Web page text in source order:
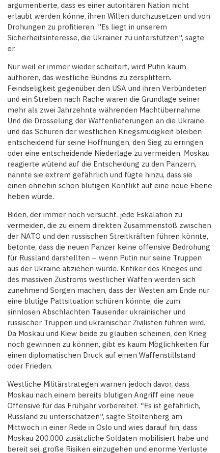
argumentierte, dass es einer autoritären Nation nicht
erlaubt werden könne, ihren Willen durchzusetzen und von
Drohungen zu profitieren. "Es liegt in unserem
Sicherheitsinteresse, die Ukrainer zu unterstützen", sagte
er.
Nur weil er immer wieder scheitert, wird Putin kaum
aufhören, das westliche Bündnis zu zersplittern.
Feindseligkeit gegenüber den USA und ihren Verbündeten
und ein Streben nach Rache waren die Grundlage seiner
mehr als zwei Jahrzehnte währenden Machtübernahme.
Und die Drosselung der Waffenlieferungen an die Ukraine
und das Schüren der westlichen Kriegsmüdigkeit bleiben
entscheidend für seine Hoffnungen, den Sieg zu erringen
oder eine entscheidende Niederlage zu vermeiden. Moskau
reagierte wütend auf die Entscheidung zu den Panzern,
nannte sie extrem gefährlich und fügte hinzu, dass sie
einen ohnehin schon blutigen Konflikt auf eine neue Ebene
heben würde.
Biden, der immer noch versucht, jede Eskalation zu
vermeiden, die zu einem direkten Zusammenstoß zwischen
der NATO und den russischen Streitkräften führen könnte,
betonte, dass die neuen Panzer keine offensive Bedrohung
für Russland darstellten – wenn Putin nur seine Truppen
aus der Ukraine abziehen würde. Kritiker des Krieges und
des massiven Zustroms westlicher Waffen werden sich
zunehmend Sorgen machen, dass der Westen am Ende nur
eine blutige Pattsituation schüren könnte, die zum
sinnlosen Abschlachten Tausender ukrainischer und
russischer Truppen und ukrainischer Zivilisten führen wird.
Da Moskau und Kiew beide zu glauben scheinen, den Krieg
noch gewinnen zu können, gibt es kaum Möglichkeiten für
einen diplomatischen Druck auf einen Waffenstillstand
oder Frieden.
Westliche Militärstrategen warnen jedoch davor, dass
Moskau nach einem bereits blutigen Angriff eine neue
Offensive für das Frühjahr vorbereitet. "Es ist gefährlich,
Russland zu unterschätzen", sagte Stoltenberg am
Mittwoch in einer Rede in Oslo und wies darauf hin, dass
Moskau 200.000 zusätzliche Soldaten mobilisiert habe und
bereit sei, große Risiken einzugehen und enorme Verluste